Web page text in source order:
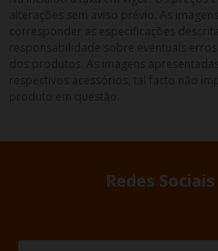
Redes Sociais